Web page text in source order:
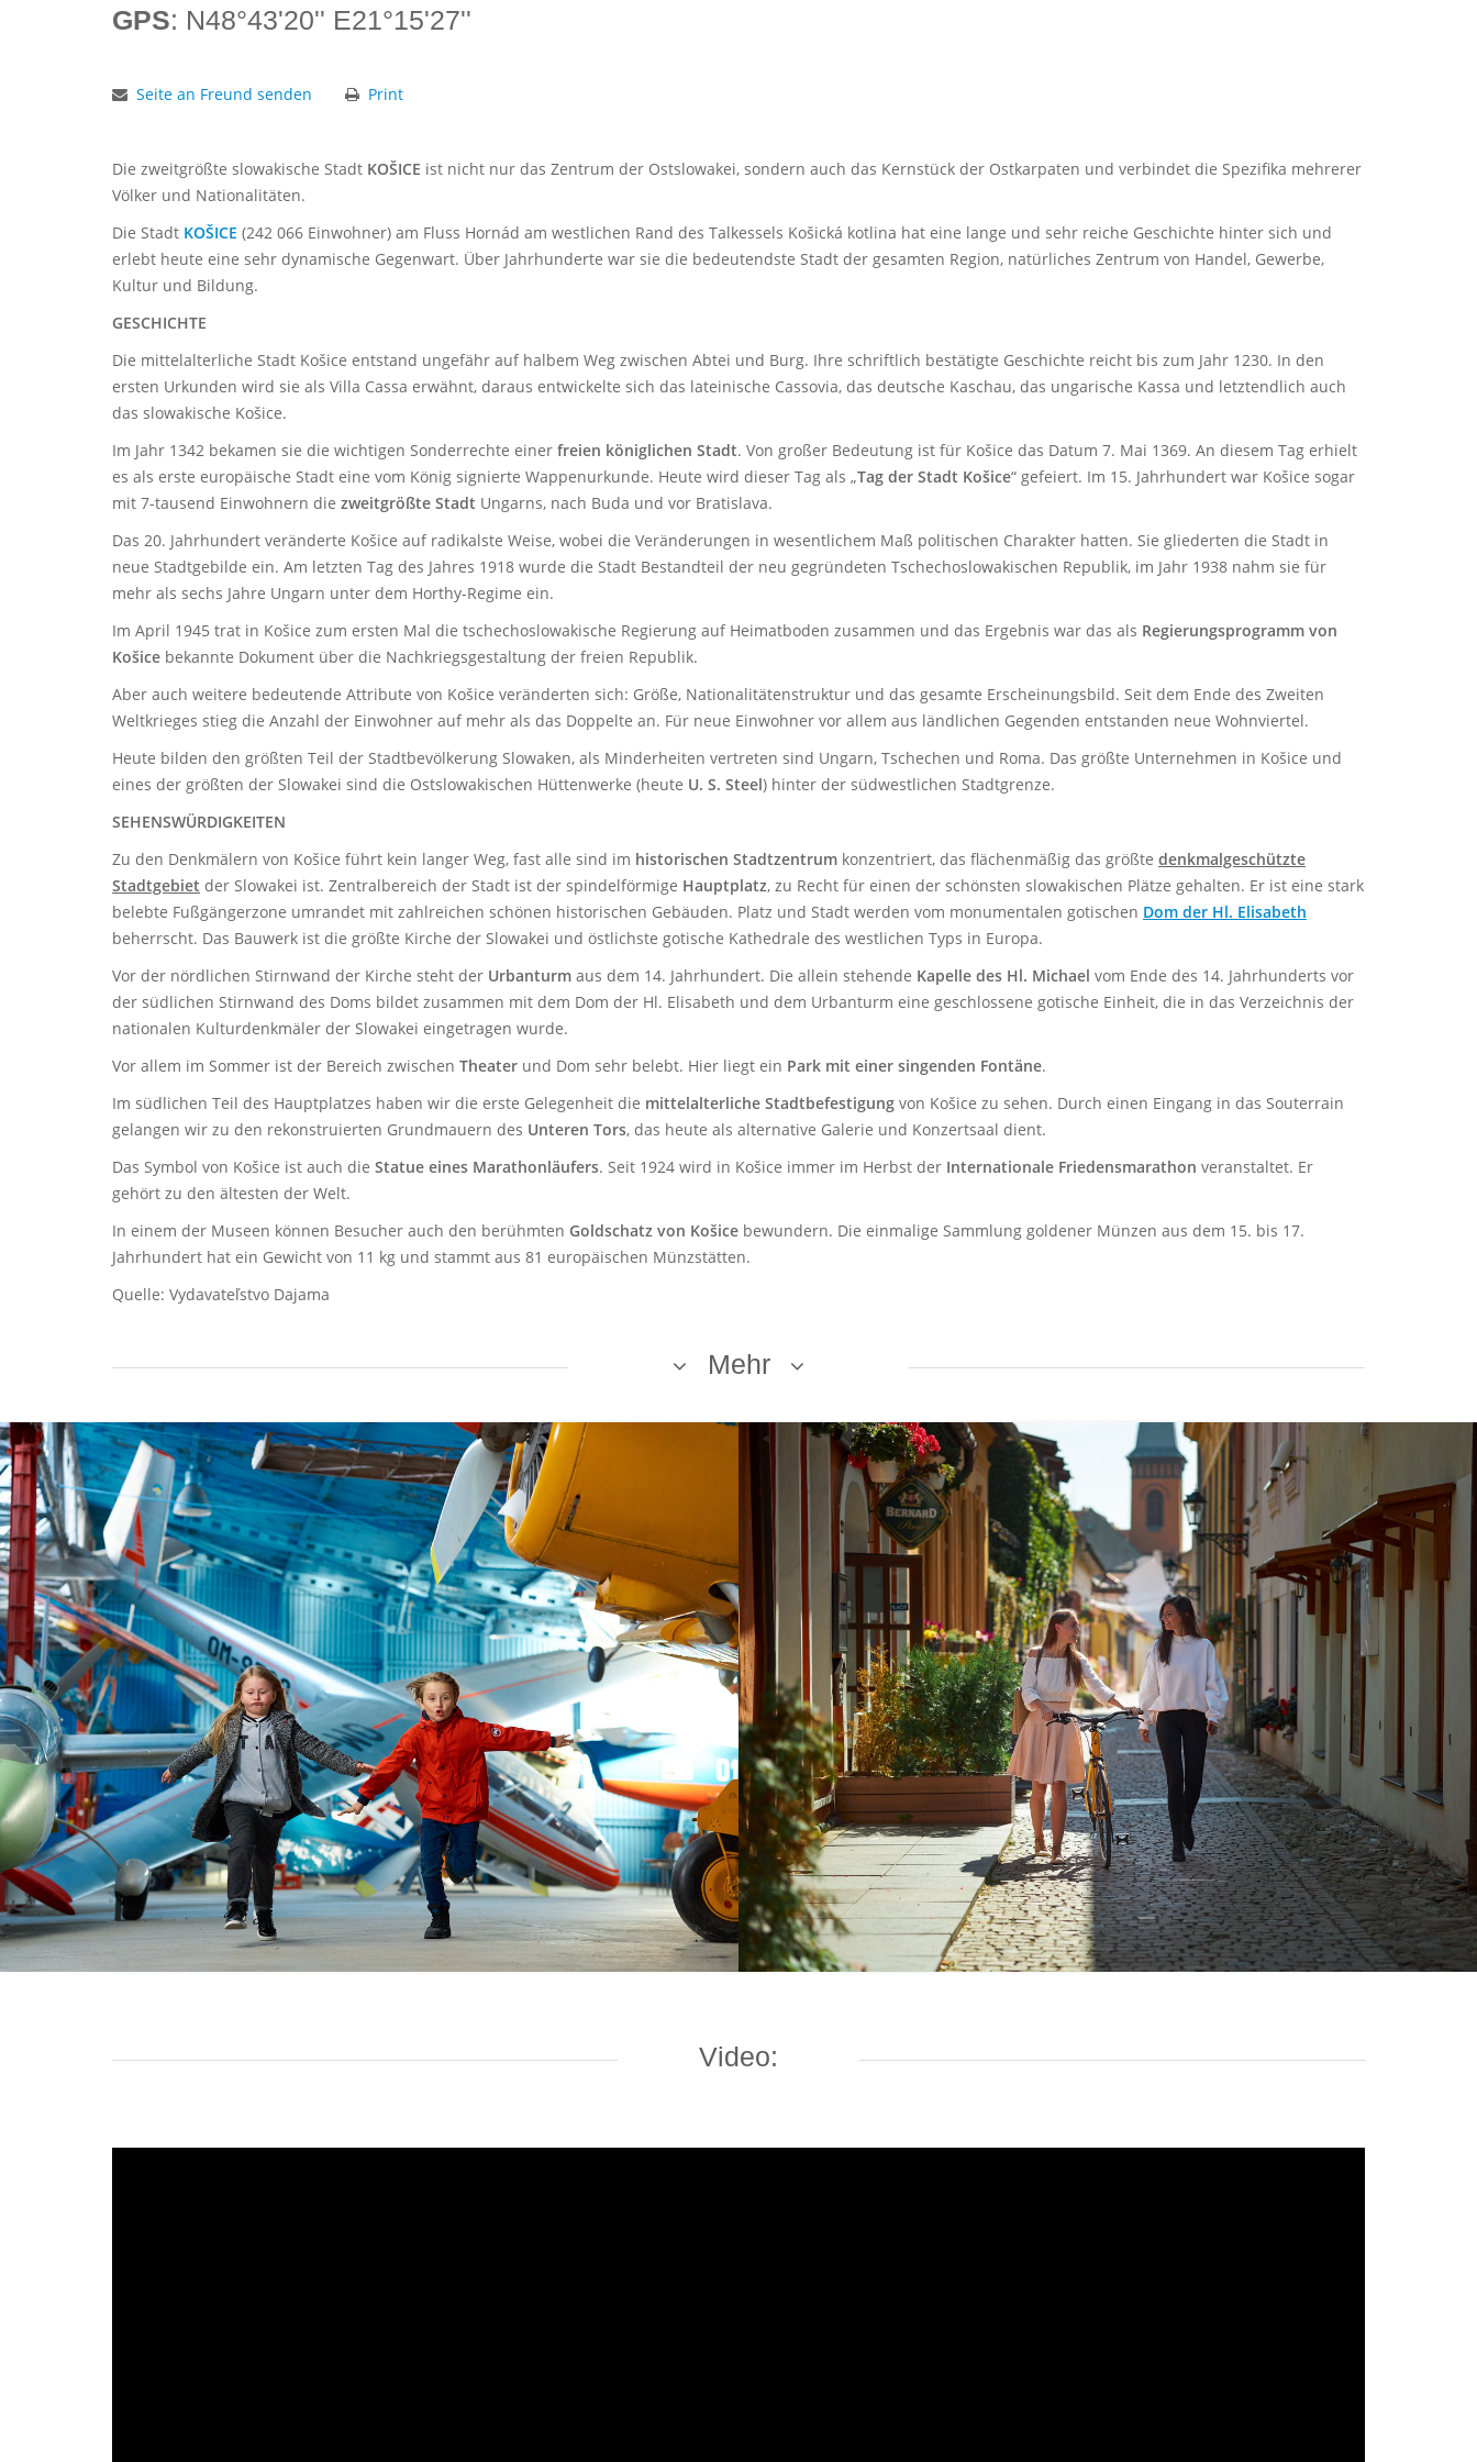
GPS: N48°43'20'' E21°15'27''
Seite an Freund senden Print
Die zweitgrößte slowakische Stadt KOŠICE ist nicht nur das Zentrum der Ostslowakei, sondern auch das Kernstück der Ostkarpaten und verbindet die Spezifika mehrerer
Völker und Nationalitäten.
Die Stadt KOŠICE (242 066 Einwohner) am Fluss Hornád am westlichen Rand des Talkessels Košická kotlina hat eine lange und sehr reiche Geschichte hinter sich und
erlebt heute eine sehr dynamische Gegenwart. Über Jahrhunderte war sie die bedeutendste Stadt der gesamten Region, natürliches Zentrum von Handel, Gewerbe,
Kultur und Bildung.
GESCHICHTE
Die mittelalterliche Stadt Košice entstand ungefähr auf halbem Weg zwischen Abtei und Burg. Ihre schriftlich bestätigte Geschichte reicht bis zum Jahr 1230. In den
ersten Urkunden wird sie als Villa Cassa erwähnt, daraus entwickelte sich das lateinische Cassovia, das deutsche Kaschau, das ungarische Kassa und letztendlich auch
das slowakische Košice.
Im Jahr 1342 bekamen sie die wichtigen Sonderrechte einer freien königlichen Stadt. Von großer Bedeutung ist für Košice das Datum 7. Mai 1369. An diesem Tag erhielt
es als erste europäische Stadt eine vom König signierte Wappenurkunde. Heute wird dieser Tag als „Tag der Stadt Košice“ gefeiert. Im 15. Jahrhundert war Košice sogar
mit 7-tausend Einwohnern die zweitgrößte Stadt Ungarns, nach Buda und vor Bratislava.
Das 20. Jahrhundert veränderte Košice auf radikalste Weise, wobei die Veränderungen in wesentlichem Maß politischen Charakter hatten. Sie gliederten die Stadt in
neue Stadtgebilde ein. Am letzten Tag des Jahres 1918 wurde die Stadt Bestandteil der neu gegründeten Tschechoslowakischen Republik, im Jahr 1938 nahm sie für
mehr als sechs Jahre Ungarn unter dem Horthy-Regime ein.
Im April 1945 trat in Košice zum ersten Mal die tschechoslowakische Regierung auf Heimatboden zusammen und das Ergebnis war das als Regierungsprogramm von
Košice bekannte Dokument über die Nachkriegsgestaltung der freien Republik.
Aber auch weitere bedeutende Attribute von Košice veränderten sich: Größe, Nationalitätenstruktur und das gesamte Erscheinungsbild. Seit dem Ende des Zweiten
Weltkrieges stieg die Anzahl der Einwohner auf mehr als das Doppelte an. Für neue Einwohner vor allem aus ländlichen Gegenden entstanden neue Wohnviertel.
Heute bilden den größten Teil der Stadtbevölkerung Slowaken, als Minderheiten vertreten sind Ungarn, Tschechen und Roma. Das größte Unternehmen in Košice und
eines der größten der Slowakei sind die Ostslowakischen Hüttenwerke (heute U. S. Steel) hinter der südwestlichen Stadtgrenze.
SEHENSWÜRDIGKEITEN
Zu den Denkmälern von Košice führt kein langer Weg, fast alle sind im historischen Stadtzentrum konzentriert, das flächenmäßig das größte denkmalgeschützte
Stadtgebiet der Slowakei ist. Zentralbereich der Stadt ist der spindelförmige Hauptplatz, zu Recht für einen der schönsten slowakischen Plätze gehalten. Er ist eine stark
belebte Fußgängerzone umrandet mit zahlreichen schönen historischen Gebäuden. Platz und Stadt werden vom monumentalen gotischen Dom der Hl. Elisabeth
beherrscht. Das Bauwerk ist die größte Kirche der Slowakei und östlichste gotische Kathedrale des westlichen Typs in Europa.
Vor der nördlichen Stirnwand der Kirche steht der Urbanturm aus dem 14. Jahrhundert. Die allein stehende Kapelle des Hl. Michael vom Ende des 14. Jahrhunderts vor
der südlichen Stirnwand des Doms bildet zusammen mit dem Dom der Hl. Elisabeth und dem Urbanturm eine geschlossene gotische Einheit, die in das Verzeichnis der
nationalen Kulturdenkmäler der Slowakei eingetragen wurde.
Vor allem im Sommer ist der Bereich zwischen Theater und Dom sehr belebt. Hier liegt ein Park mit einer singenden Fontäne.
Im südlichen Teil des Hauptplatzes haben wir die erste Gelegenheit die mittelalterliche Stadtbefestigung von Košice zu sehen. Durch einen Eingang in das Souterrain
gelangen wir zu den rekonstruierten Grundmauern des Unteren Tors, das heute als alternative Galerie und Konzertsaal dient.
Das Symbol von Košice ist auch die Statue eines Marathonläufers. Seit 1924 wird in Košice immer im Herbst der Internationale Friedensmarathon veranstaltet. Er
gehört zu den ältesten der Welt.
In einem der Museen können Besucher auch den berühmten Goldschatz von Košice bewundern. Die einmalige Sammlung goldener Münzen aus dem 15. bis 17.
Jahrhundert hat ein Gewicht von 11 kg und stammt aus 81 europäischen Münzstätten.
Quelle: Vydavateľstvo Dajama
Mehr
Video: